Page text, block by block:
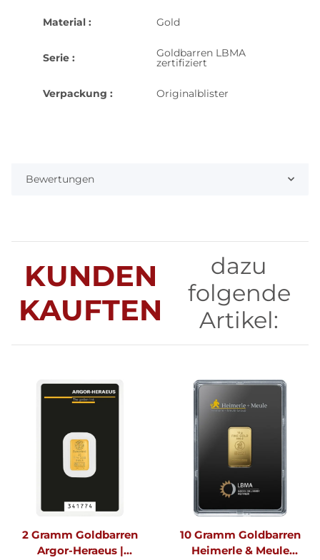
Material : Gold
Serie : Goldbarren LBMA
zertifiziert
Verpackung : Originalblister
Bewertungen
KUNDEN
KAUFTEN
dazu
folgende
Artikel:
2 Gramm Goldbarren
Argor-Heraeus |
10 Gramm Goldbarren
Heimerle & Meule